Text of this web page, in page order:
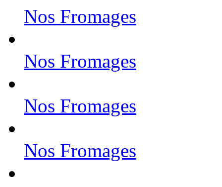
Nos Fromages
Nos Fromages
Nos Fromages
Nos Fromages